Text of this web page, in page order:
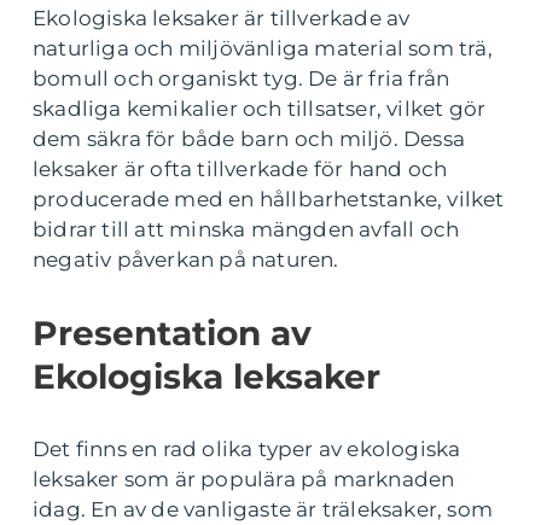
Ekologiska leksaker är tillverkade av
naturliga och miljövänliga material som trä,
bomull och organiskt tyg. De är fria från
skadliga kemikalier och tillsatser, vilket gör
dem säkra för både barn och miljö. Dessa
leksaker är ofta tillverkade för hand och
producerade med en hållbarhetstanke, vilket
bidrar till att minska mängden avfall och
negativ påverkan på naturen.
Presentation av
Ekologiska leksaker
Det finns en rad olika typer av ekologiska
leksaker som är populära på marknaden
idag. En av de vanligaste är träleksaker, som